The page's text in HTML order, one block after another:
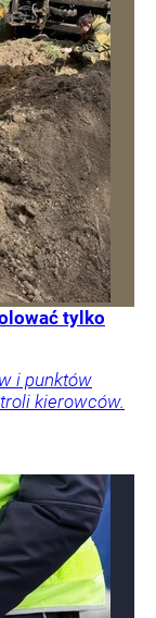
tylko
i punktów
kierowców.